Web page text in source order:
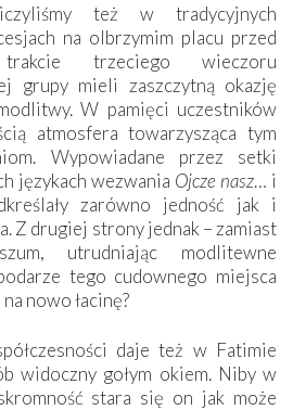
też w tradycyjnych
na olbrzymim placu przed
trzeciego wieczoru
grupy mieli zaszczytną okazję
W pamięci uczestników
atmosfera towarzysząca tym
Wypowiadane przez setki
językach wezwania Ojcze nasz… i
zarówno jedność jak i
Z drugiej strony jednak – zamiast
utrudniając modlitewne
tego cudownego miejsca
nowo łacinę?
daje też w Fatimie
widoczny gołym okiem. Niby w
stara się on jak może